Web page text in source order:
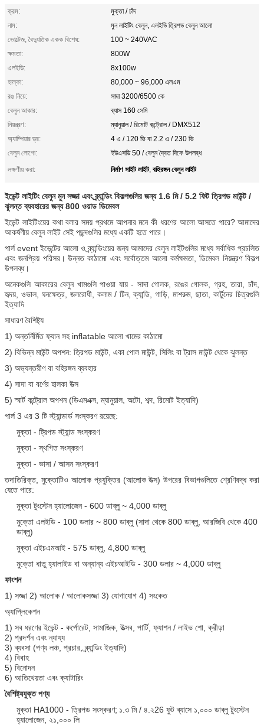
ক্রম:
মুক্তা / চাঁদ
নাম:
মুন লাইটিং বেলুন, এলইডি ত্রিপড বেলুন আলো
ভোল্টেজ, বৈদ্যুতিক একক বিশেষ:
100 ~ 240VAC
ক্ষমতা:
800W
এলইডি:
8x100w
হাল্কা:
80,000 ~ 96,000 এলএম
রঙ নিয়ে:
সাদা 3200/6500 কে
বেলুন আকার:
ব্যাস 160 সেমি
নিয়ন্ত্রণ:
ম্যানুয়াল / রিমোট কন্ট্রোল / DMX512
অ্যাম্পিয়ার ড্র:
4 এ / 120 ভি বা 2.2 এ / 230 ভি
বেলুন লোগো:
ইউএসডি 50 / বেলুন দ্বৈত দিকে উপলব্ধ
লক্ষণীয় করা:
নির্মাণ সাইট লাইট, বহিরঙ্গন বেলুন লাইট
ইভেন্ট লাইটিং বেলুন মুন সজ্জা এবং ব্র্যান্ডিং বিকল্পগুলির জন্য 1.6 মি / 5.2 ফিট ত্রিপড মাউন্ট /
ঝুলন্ত ব্যবহারের জন্য 800 ওয়াড ডিমেবল
ইভেন্ট লাইটিংয়ের কথা বলার সময় প্রথমে আপনার মনে কী ধরণের আলো আসতে পারে? আমাদের
আকর্ষণীয় বেলুন লাইট সেই পছন্দগুলির মধ্যে একটি হতে পারে।
পার্ল event ইভেন্টের আলো ও ব্র্যান্ডিংয়ের জন্য আমাদের বেলুন লাইটগুলির মধ্যে সর্বাধিক প্রচলিত
এবং জনপ্রিয় পরিসর। উন্নত কাঠামো এবং সর্বোত্তম আলো কর্মক্ষমতা, ডিমেবল নিয়ন্ত্রণ বিকল্প
উপলব্ধ।
অনেকগুলি আকারের বেলুন খামগুলি পাওয়া যায় - সাদা গোলক, রঙের গোলক, গ্রহ, তারা, চাঁদ,
হৃদয়, ওভাল, ঘনক্ষেত্র, জলরোধী, কলাম / টিন, ক্যান্ডি, গাড়ি, মাশরুম, ছাতা, কার্টুনের চিত্রগুলি
ইত্যাদি
সাধারণ বৈশিষ্ট্য
1) অন্তর্নির্মিত ফ্যান সহ inflatable আলো খামের কাঠামো
2) বিভিন্ন মাউন্ট অপশন: ত্রিপড মাউন্ট, একা পোল মাউন্ট, সিলিং বা ট্রাস মাউন্ট থেকে ঝুলন্ত
3) অভ্যন্তরীণ বা বহিরঙ্গন ব্যবহার
4) সাদা বা বর্ণের হালকা উত্স
5) স্মার্ট কন্ট্রোল অপশন (ডিএমএক্স, ম্যানুয়াল, অটো, শব্দ, রিমোট ইত্যাদি)
পার্ল 3 এর 3 টি স্ট্যান্ডার্ড সংস্করণ রয়েছে:
মুক্তা - ট্রিপড স্ট্যান্ড সংস্করণ
মুক্তা - স্থগিত সংস্করণ
মুক্তা - ভাসা / আসন সংস্করণ
তদাতিরিক্ত, মুক্তোটিও আলোক প্রযুক্তির (আলোক উত্স) উপরের বিভাগগুলিতে শ্রেণিবদ্ধ করা
যেতে পারে:
মুক্তা টুংস্টেন হ্যালোজেন - 600 ডাব্লু ~ 4,000 ডাব্লু
মুক্তো এলইডি - 100 ডলার ~ 800 ডাব্লু (সাদা থেকে 800 ডাব্লু, আরজিবি থেকে 400
ডাব্লু)
মুক্তা এইচএমআই - 575 ডাব্লু, 4,800 ডাব্লু
মুক্তো ধাতু হ্যালাইড বা অন্যান্য এইচআইডি - 300 ডলার ~ 4,000 ডাব্লু
ফাংশন
1) সজ্জা 2) আলোক / আলোকসজ্জা 3) যোগাযোগ 4) সংকেত
অ্যাপ্লিকেশন
1) সব ধরণের ইভেন্ট - কর্পোরেট, সামাজিক, উত্সব, পার্টি, ফ্যাশন / লাইভ শো, ক্রীড়া
2) প্রদর্শন এবং ন্যায্য
3) ব্যবসা (পণ্য লঞ্চ, প্রচার, ব্র্যান্ডিং ইত্যাদি)
4) বিবাহ
5) বিনোদন
6) আতিথেয়তা এবং ক্যাটারিং
বৈশিষ্ট্যযুক্ত পণ্য
মুক্তা HA1000 - ত্রিপড সংস্করণ; ১.৩ মি / ৪.২26 ফুট ব্যাসে ১,০০০ ডাব্লু টুংস্টেন
হ্যালোজেন, ২১,০০০ লি